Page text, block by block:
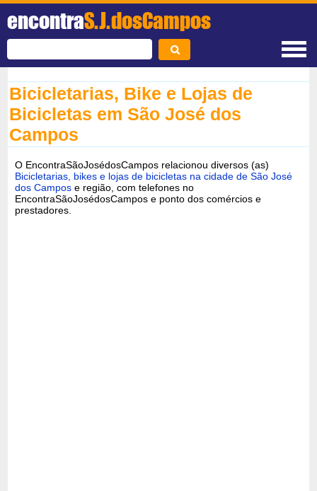
encontraS.J.dosCampos
Bicicletarias, Bike e Lojas de
Bicicletas em São José dos
Campos
O EncontraSãoJosédosCampos relacionou diversos (as)
Bicicletarias, bikes e lojas de bicicletas na cidade de São José
dos Campos e região, com telefones no
EncontraSãoJosédosCampos e ponto dos comércios e
prestadores.